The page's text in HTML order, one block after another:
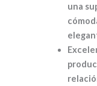
una